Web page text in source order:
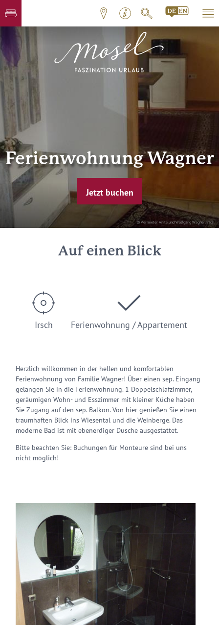
© Vermieter Anita und Wolfgang Wagner, Irsch
Ferienwohnung Wagner
Jetzt buchen
Auf einen Blick
Irsch Ferienwohnung / Appartement
Herzlich willkommen in der hellen und komfortablen
Ferienwohnung von Familie Wagner! Über einen sep. Eingang
gelangen Sie in die Ferienwohnung. 1 Doppelschlafzimmer,
geräumigen Wohn- und Esszimmer mit kleiner Küche haben
Sie Zugang auf den sep. Balkon. Von hier genießen Sie einen
traumhaften Blick ins Wiesental und die Weinberge. Das
moderne Bad ist mit ebenerdiger Dusche ausgestattet.
Bitte beachten Sie: Buchungen für Monteure sind bei uns
nicht möglich!